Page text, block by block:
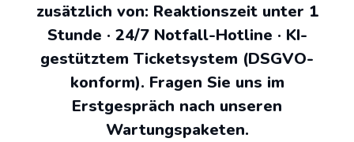
zusätzlich von: Reaktionszeit unter 1
Stunde · 24/7 Notfall-Hotline · KI-
gestütztem Ticketsystem (DSGVO-
konform). Fragen Sie uns im
Erstgespräch nach unseren
Wartungspaketen.